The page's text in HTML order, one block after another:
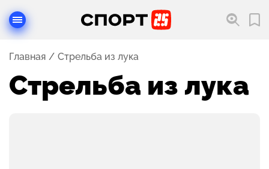
Главная Стрельба из лука
Стрельба из лука